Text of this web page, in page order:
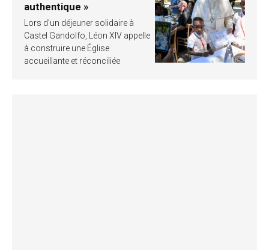
authentique »
Lors d’un déjeuner solidaire à
Castel Gandolfo, Léon XIV appelle
à construire une Église
accueillante et réconciliée